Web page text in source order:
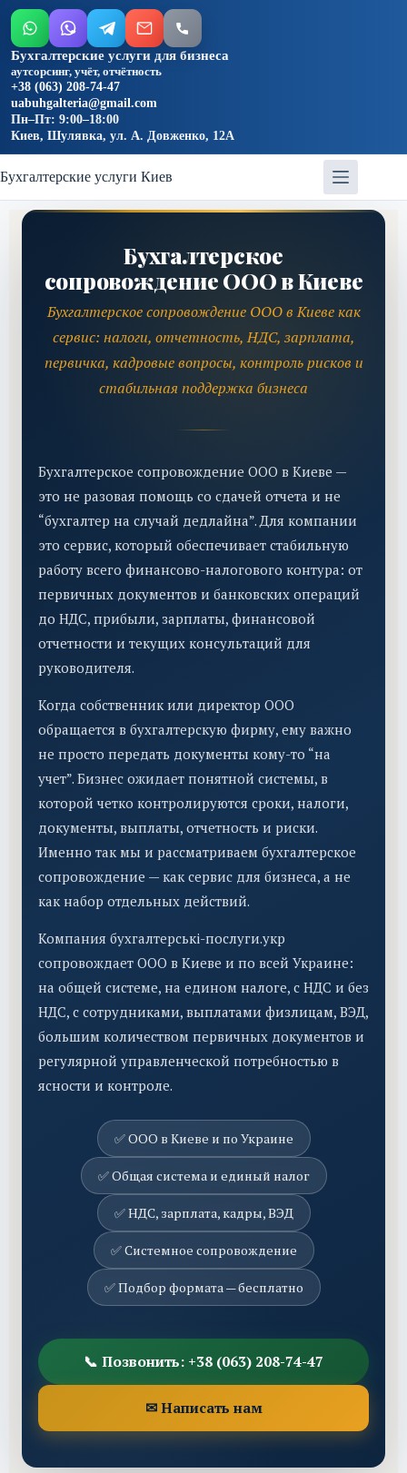
Бухгалтерские услуги для бизнеса
аутсорсинг, учёт, отчётность
+38 (063) 208-74-47
uabuhgalteria@gmail.com
Пн–Пт: 9:00–18:00
Киев, Шулявка, ул. А. Довженко, 12А
Бухгалтерские услуги Киев
Бухгалтерское
сопровождение ООО в Киеве
Бухгалтерское сопровождение ООО в Киеве как
сервис: налоги, отчетность, НДС, зарплата,
первичка, кадровые вопросы, контроль рисков и
стабильная поддержка бизнеса
Бухгалтерское сопровождение ООО в Киеве —
это не разовая помощь со сдачей отчета и не
“бухгалтер на случай дедлайна”. Для компании
это сервис, который обеспечивает стабильную
работу всего финансово-налогового контура: от
первичных документов и банковских операций
до НДС, прибыли, зарплаты, финансовой
отчетности и текущих консультаций для
руководителя.
Когда собственник или директор ООО
обращается в бухгалтерскую фирму, ему важно
не просто передать документы кому-то “на
учет”. Бизнес ожидает понятной системы, в
которой четко контролируются сроки, налоги,
документы, выплаты, отчетность и риски.
Именно так мы и рассматриваем бухгалтерское
сопровождение — как сервис для бизнеса, а не
как набор отдельных действий.
Компания бухгалтерські-послуги.укр
сопровождает ООО в Киеве и по всей Украине:
на общей системе, на едином налоге, с НДС и без
НДС, с сотрудниками, выплатами физлицам, ВЭД,
большим количеством первичных документов и
регулярной управленческой потребностью в
ясности и контроле.
✅ ООО в Киеве и по Украине
✅ Общая система и единый налог
✅ НДС, зарплата, кадры, ВЭД
✅ Системное сопровождение
✅ Подбор формата — бесплатно
📞 Позвонить: +38 (063) 208-74-47
✉ Написать нам